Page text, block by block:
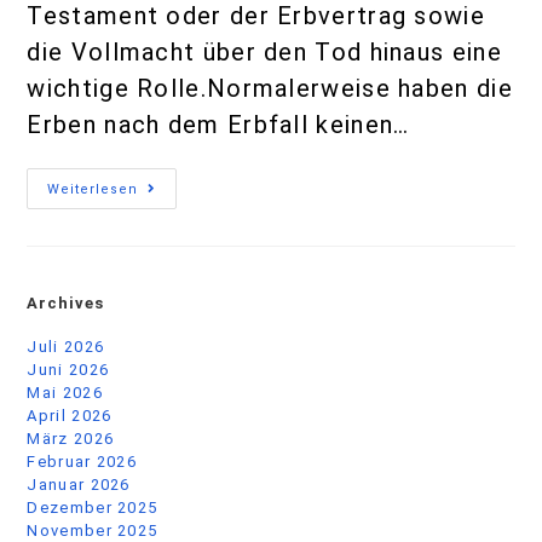
Testament oder der Erbvertrag sowie
die Vollmacht über den Tod hinaus eine
wichtige Rolle.Normalerweise haben die
Erben nach dem Erbfall keinen…
Weiterlesen
Archives
Juli 2026
Juni 2026
Mai 2026
April 2026
März 2026
Februar 2026
Januar 2026
Dezember 2025
November 2025